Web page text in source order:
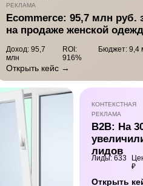
КОНТЕКСТНАЯ
РЕКЛАМА
B2B: На
лидов
Лиды: 633
₽
Открыть
РЕКЛАМА
Ecommerce: 95,7 млн руб.
на продаже женской
Доход: 95,7
млн
ROI:
916%
Бюджет: 9,4
Открыть кейс →